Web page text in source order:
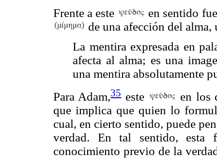
Frente a este
en sentido
de una afección del
La mentira expresada en
afecta al alma; es una
una mentira absolutamente
Para Adam,35este
en los
que implica que quien lo
cual, en cierto sentido, puede
verdad. En tal sentido, esta
conocimiento previo de la